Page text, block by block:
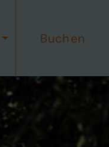
Buchen